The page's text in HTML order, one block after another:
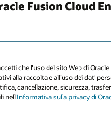
Fusion Cloud
che l'uso del sito Web di
alla raccolta e all'uso dei dati
cancellazione, sicurezza,
nell'Informativa sulla privacy di